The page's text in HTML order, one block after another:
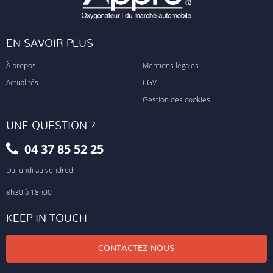
EN SAVOIR PLUS
À propos
Actualités
Mentions légales
CGV
Gestion des cookies
UNE QUESTION ?
04 37 85 52 25
Du lundi au vendredi
8h30 à 18h00
KEEP IN TOUCH
CONTACTEZ-NOUS